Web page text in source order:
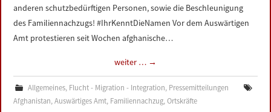
anderen schutzbedürftigen Personen, sowie die Beschleunigung
des Familiennachzugs! #IhrKenntDieNamen Vor dem Auswärtigen
Amt protestieren seit Wochen afghanische…
weiter … →
Allgemeines, Flucht - Migration - Integration, Pressemitteilungen
Afghanistan,Auswärtiges Amt, Familiennachzug,Ortskräfte